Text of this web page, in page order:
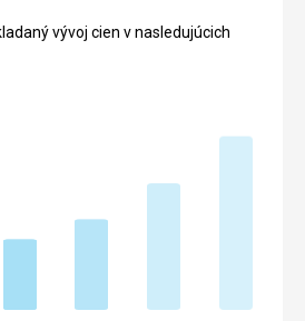
vývoj cien v nasledujúcich